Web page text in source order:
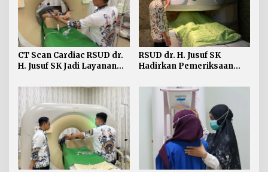
CT Scan Cardiac RSUD dr.
H. Jusuf SK Jadi Layanan
di Kaltara
RSUD dr. H. Jusuf SK
Hadirkan Pemeriksaan
dengan MRI Lumbosacral